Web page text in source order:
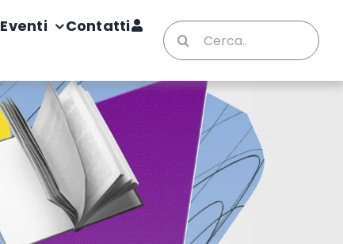
Eventi Contatti
Cerca
per: